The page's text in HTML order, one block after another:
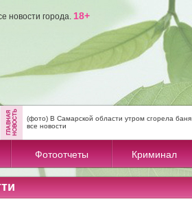
новости города. 18+
(фото) В Самарской области утром сгорела баня
все новости
Фотоотчеты Криминал